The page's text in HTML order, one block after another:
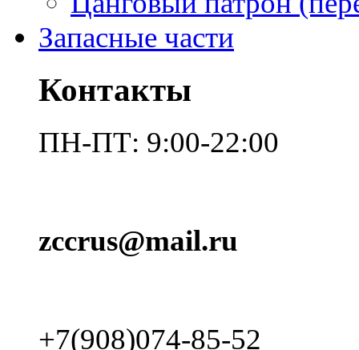
Запасные части
Контакты
ПН-ПТ: 9:00-22:00
zccrus@mail.ru
+7(908)074-85-52